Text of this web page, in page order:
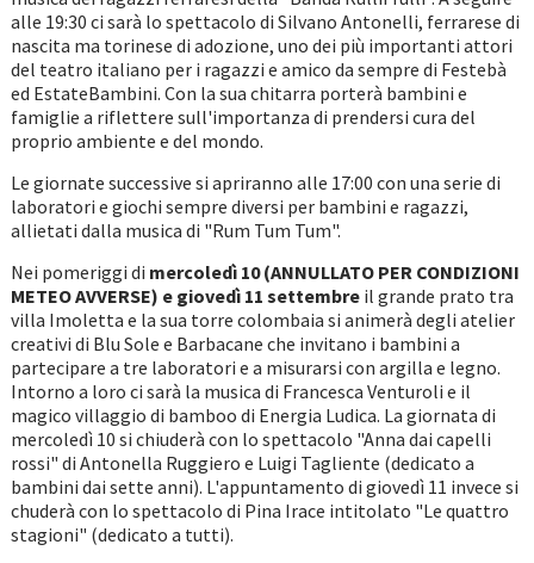
alle 19:30 ci sarà lo spettacolo di Silvano Antonelli, ferrarese di
nascita ma torinese di adozione, uno dei più importanti attori
del teatro italiano per i ragazzi e amico da sempre di Festebà
ed EstateBambini. Con la sua chitarra porterà bambini e
famiglie a riflettere sull'importanza di prendersi cura del
proprio ambiente e del mondo.
Le giornate successive si apriranno alle 17:00 con una serie di
laboratori e giochi sempre diversi per bambini e ragazzi,
allietati dalla musica di "Rum Tum Tum".
Nei pomeriggi di mercoledì 10 (ANNULLATO PER CONDIZIONI
METEO AVVERSE) e giovedì 11 settembreil grande prato tra
villa Imoletta e la sua torre colombaia si animerà degli atelier
creativi di Blu Sole e Barbacane che invitano i bambini a
partecipare a tre laboratori e a misurarsi con argilla e legno.
Intorno a loro ci sarà la musica di Francesca Venturoli e il
magico villaggio di bamboo di Energia Ludica. La giornata di
mercoledì 10 si chiuderà con lo spettacolo "Anna dai capelli
rossi" di Antonella Ruggiero e Luigi Tagliente (dedicato a
bambini dai sette anni). L'appuntamento di giovedì 11 invece si
chuderà con lo spettacolo di Pina Irace intitolato "Le quattro
stagioni" (dedicato a tutti).